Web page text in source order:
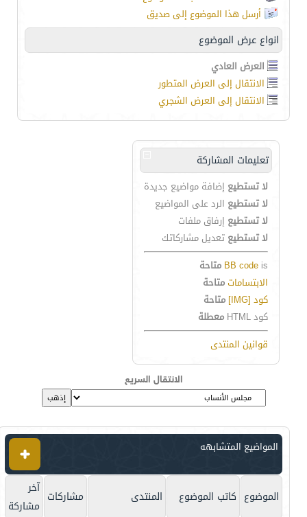
أرسل هذا الموضوع إلى صديق
انواع عرض الموضوع
العرض العادي
الانتقال إلى العرض المتطور
الانتقال إلى العرض الشجري
تعليمات المشاركة
لا تستطيع إضافة مواضيع جديدة
لا تستطيع الرد على المواضيع
لا تستطيع إرفاق ملفات
لا تستطيع تعديل مشاركاتك
BB code is
متاحة
الابتساماتمتاحة
كود [IMG]
متاحة
كود HTML
معطلة
قوانين المنتدى
الانتقال السريع
المواضيع المتشابهه
الموضوع كاتب الموضوع المنتدى مشاركات آخر
مشاركة